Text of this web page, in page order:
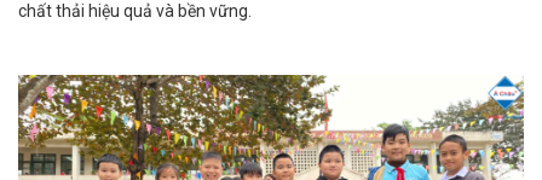
chất thải hiệu quả và bền vững.